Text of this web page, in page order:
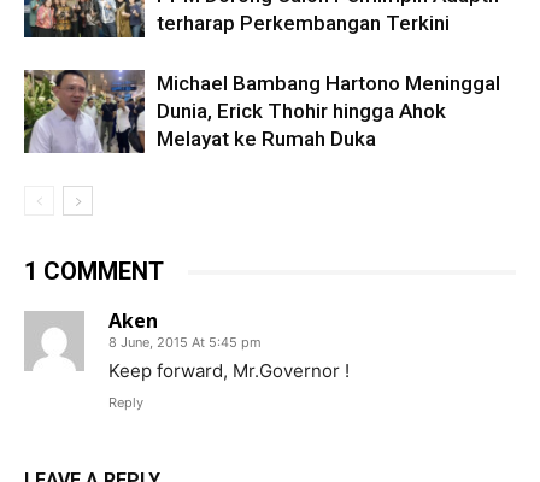
terharap Perkembangan Terkini
Michael Bambang Hartono Meninggal
Dunia, Erick Thohir hingga Ahok
Melayat ke Rumah Duka
1 COMMENT
Aken
8 June, 2015 At 5:45 pm
Keep forward, Mr.Governor !
Reply